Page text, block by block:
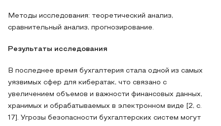
Методы исследования: теоретический анализ,
сравнительный анализ, прогнозирование.
Результаты исследования
В последнее время бухгалтерия стала одной из самых
уязвимых сфер для кибератак, что связано с
увеличением объемов и важности финансовых данных,
хранимых и обрабатываемых в электронном виде [2, с.
17]. Угрозы безопасности бухгалтерских систем могут